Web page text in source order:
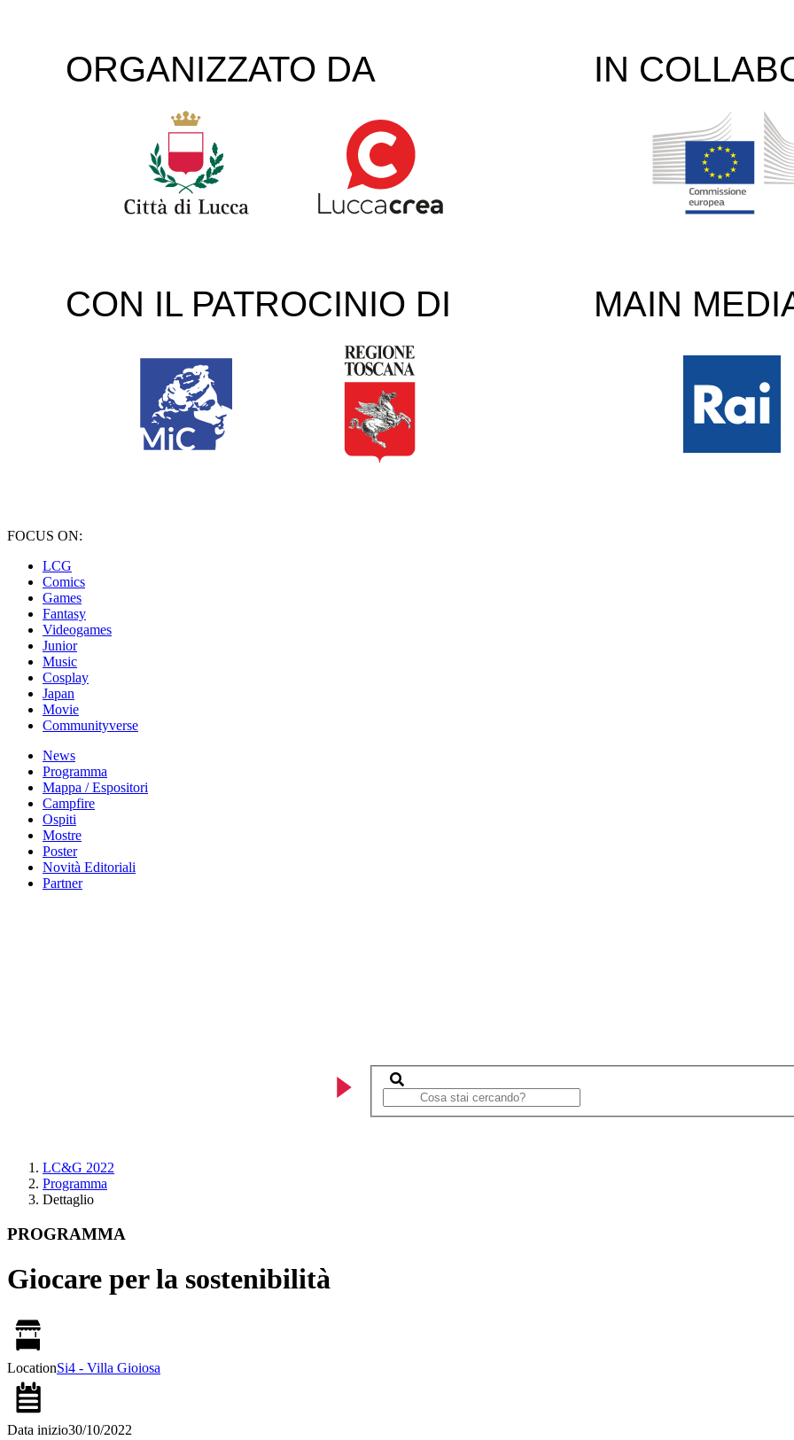
FOCUS ON:
LCG
Comics
Games
Fantasy
Videogames
Junior
Music
Cosplay
Japan
Movie
Communityverse
News
Programma
Mappa / Espositori
Campfire
Ospiti
Mostre
Poster
Novità Editoriali
Partner
LC&G 2022
Programma
Dettaglio
PROGRAMMA
Giocare per la sostenibilità
LocationSi4 - Villa Gioiosa
Data inizio30/10/2022